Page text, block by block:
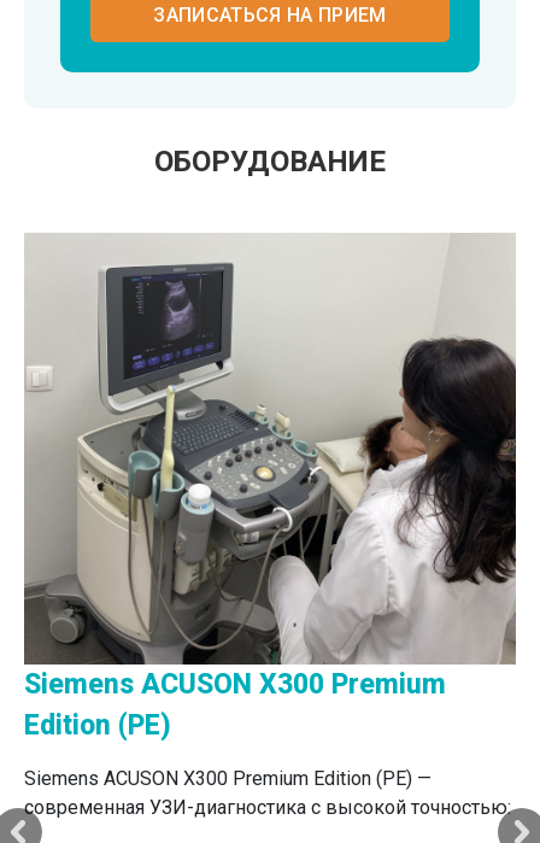
ЗАПИСАТЬСЯ НА ПРИЕМ
ОБОРУДОВАНИЕ
Siemens ACUSON X300 Premium
Edition (PE)
Siemens ACUSON X300 Premium Edition (PE) —
современная УЗИ-диагностика с высокой точностью:
Лазерный аппарат «АСТ»
Лечение без разрезов и швов. Лазерное
излучение действует точечно и деликатно,
позволяя избежать традиционных разрезов
скальпелем.
Бескровность процедуры. Лазер мгновенно
коагулирует сосуды во время работы.
Безопасность и стерильность. Лазер обладает